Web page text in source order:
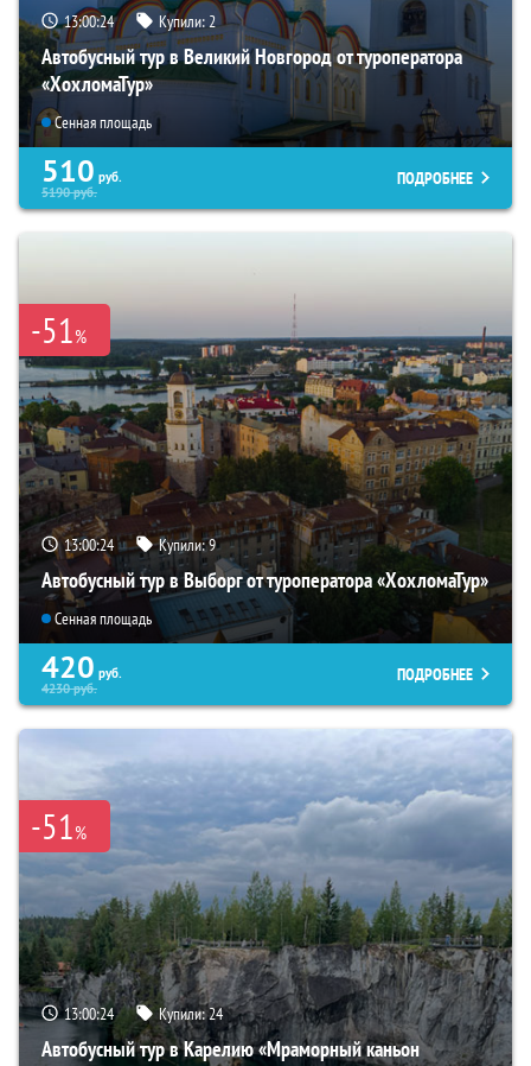
13:00:22 Купили:2
Автобусный тур в Великий Новгород от туроператора
«ХохломаТур»
Сенная площадь
510 руб.
5190руб.
ПОДРОБНЕЕ
-51%
13:00:22 Купили:9
Автобусный тур в Выборг от туроператора «ХохломаТур»
Сенная площадь
420 руб.
4230руб.
ПОДРОБНЕЕ
-51%
13:00:22 Купили:24
Автобусный тур в Карелию «Мраморный каньон